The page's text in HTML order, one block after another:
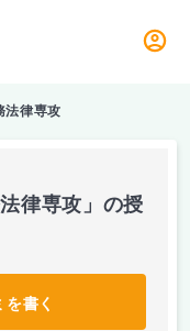
法律専攻
律専攻」の授
書く